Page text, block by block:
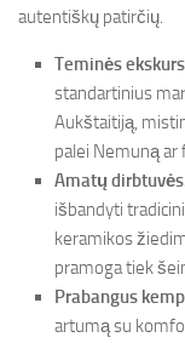
autentiškų patirčių.
Teminės
standartinius
Aukštaitiją,
palei Nemuną
Amatų
išbandyti
keramikos
pramoga tiek
Prabangus
artumą su